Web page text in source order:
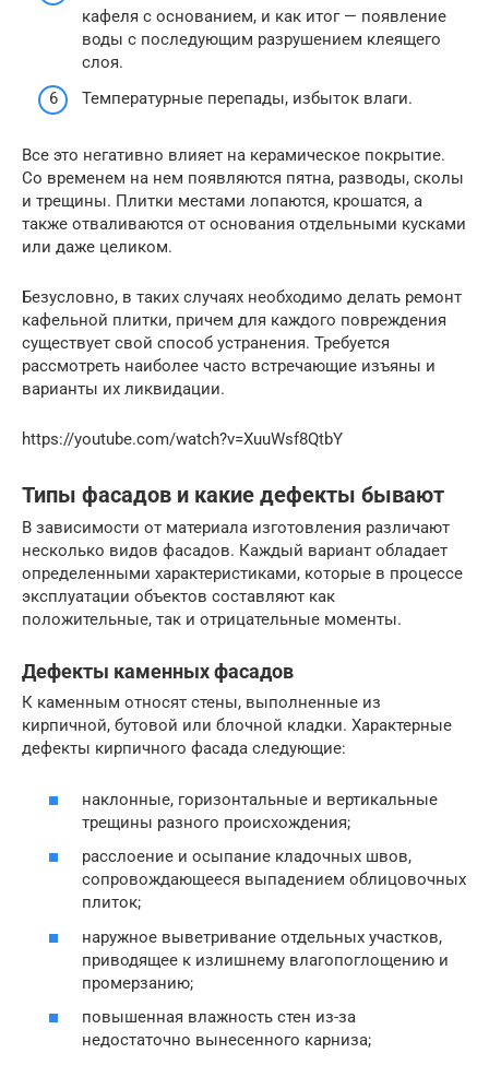
кафеля с основанием, и как итог — появление
воды с последующим разрушением клеящего
слоя.
Температурные перепады, избыток влаги.
Все это негативно влияет на керамическое покрытие.
Со временем на нем появляются пятна, разводы, сколы
и трещины. Плитки местами лопаются, крошатся, а
также отваливаются от основания отдельными кусками
или даже целиком.
Безусловно, в таких случаях необходимо делать ремонт
кафельной плитки, причем для каждого повреждения
существует свой способ устранения. Требуется
рассмотреть наиболее часто встречающие изъяны и
варианты их ликвидации.
https://youtube.com/watch?v=XuuWsf8QtbY
Типы фасадов и какие дефекты бывают
В зависимости от материала изготовления различают
несколько видов фасадов. Каждый вариант обладает
определенными характеристиками, которые в процессе
эксплуатации объектов составляют как
положительные, так и отрицательные моменты.
Дефекты каменных фасадов
К каменным относят стены, выполненные из
кирпичной, бутовой или блочной кладки. Характерные
дефекты кирпичного фасада следующие:
наклонные, горизонтальные и вертикальные
трещины разного происхождения;
расслоение и осыпание кладочных швов,
сопровождающееся выпадением облицовочных
плиток;
наружное выветривание отдельных участков,
приводящее к излишнему влагопоглощению и
промерзанию;
повышенная влажность стен из-за
недостаточно вынесенного карниза;